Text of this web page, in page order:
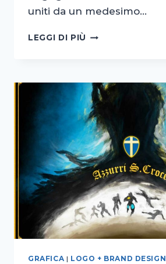
uniti da un medesimo…
LEGGI DI PIÙ CREAZIONE
GRAFICA | LOGO + BRAND DESIGN